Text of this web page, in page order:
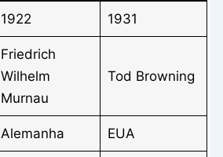
1922 1931
Friedrich
Wilhelm
Murnau
Tod Browning
Alemanha EUA